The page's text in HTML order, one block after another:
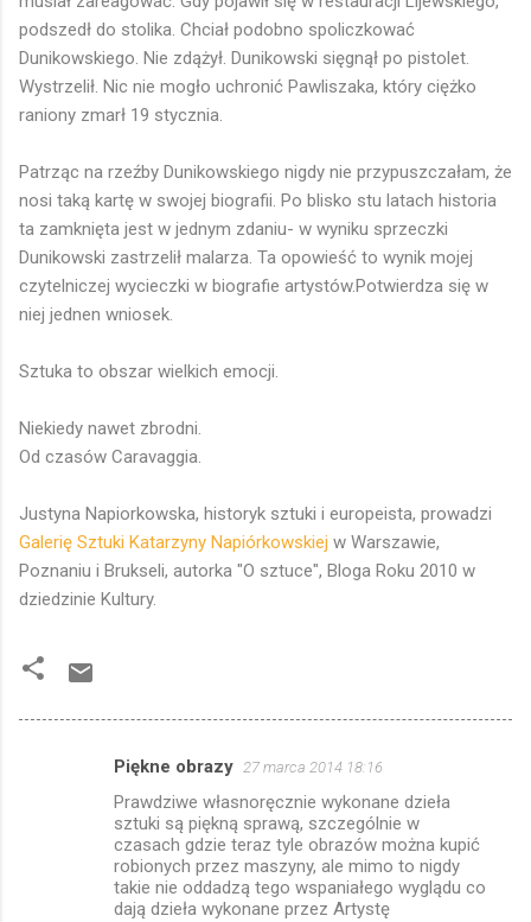
podszedł do stolika. Chciał podobno spoliczkować
Dunikowskiego. Nie zdążył. Dunikowski sięgnął po pistolet.
Wystrzelił. Nic nie mogło uchronić Pawliszaka, który ciężko
raniony zmarł 19 stycznia.
Patrząc na rzeźby Dunikowskiego nigdy nie przypuszczałam, że
nosi taką kartę w swojej biografii. Po blisko stu latach historia
ta zamknięta jest w jednym zdaniu- w wyniku sprzeczki
Dunikowski zastrzelił malarza. Ta opowieść to wynik mojej
czytelniczej wycieczki w biografie artystów.Potwierdza się w
niej jednen wniosek.
Sztuka to obszar wielkich emocji.
Niekiedy nawet zbrodni.
Od czasów Caravaggia.
Justyna Napiorkowska, historyk sztuki i europeista, prowadzi
Galerię Sztuki Katarzyny Napiórkowskiej w Warszawie,
Poznaniu i Brukseli, autorka "O sztuce", Bloga Roku 2010 w
dziedzinie Kultury.
Piękne obrazy 27 marca 2014 18:16
Prawdziwe własnoręcznie wykonane dzieła
sztuki są piękną sprawą, szczególnie w
czasach gdzie teraz tyle obrazów można kupić
robionych przez maszyny, ale mimo to nigdy
takie nie oddadzą tego wspaniałego wyglądu co
dają dzieła wykonane przez Artystę